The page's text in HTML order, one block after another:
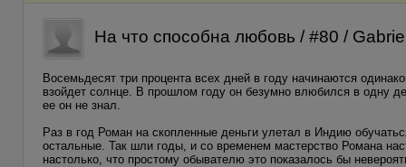
На что способна любовь / #80 /
Восемьдесят три процента всех дней в году начинаются
взойдет солнце. В прошлом году он безумно влюбился в одну
ее он не знал.
Раз в год Роман на скопленные деньги улетал в Индию
остальные. Так шли годы, и со временем мастерство Романа
настолько, что простому обывателю это показалось бы